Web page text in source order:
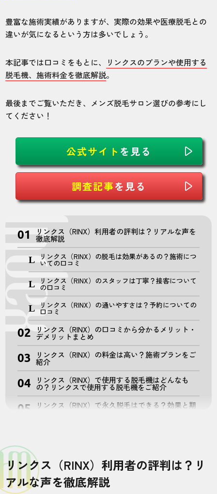
豊富な施術実績がありますが、実際の効果や医療脱毛との
違いが気になるという方は多いでしょう。
本記事では口コミをもとに、
リンクスのプランや使用する
脱毛機、施術料金を徹底解説。
最後までご覧いただき、メンズ脱毛サロン選びの参考にし
てください！
公式サイト を見る
調査記事を見る
リンクス（RINX）利用者の評判は？リアルな声を
徹底解説
リンクス（RINX）の脱毛は効果があるの？施術につ
いての口コミ
リンクス（RINX）のスタッフは丁寧？接客について
の口コミ
リンクス（RINX）の通いやすさは？予約についての
口コミ
リンクス（RINX）の口コミから分かるメリット・
デメリットまとめ
リンクス（RINX）の料金は高い？施術プランをご
紹介
リンクス（RINX）で使用する脱毛機はどんなも
の？リンクスで使用する脱毛機をご紹介
リンクス（RINX）で永久脱毛はできる？効果と期
全身脱毛の回数と期間
リンクス（RINX）利用者の評判は？リ
アルな声を徹底解説